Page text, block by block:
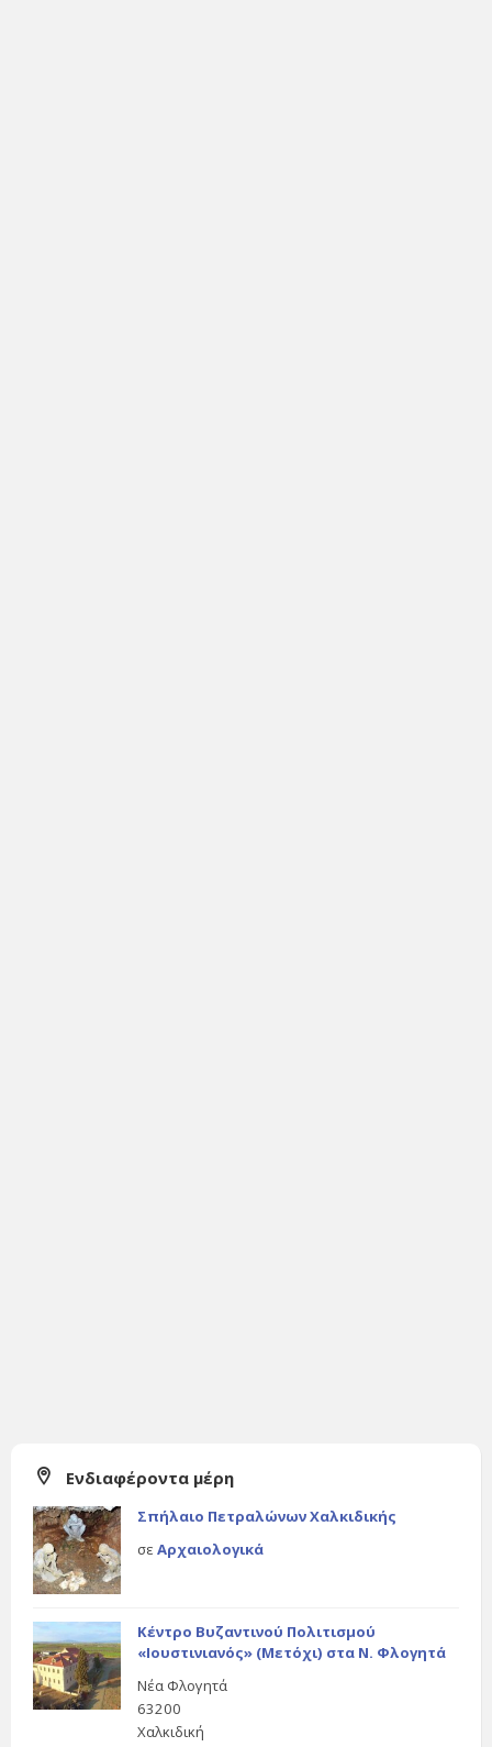
Ενδιαφέροντα μέρη
Σπήλαιο Πετραλώνων Χαλκιδικής
σε Αρχαιολογικά
Κέντρο Βυζαντινού Πολιτισμού
«Ιουστινιανός» (Μετόχι) στα Ν. Φλογητά
Νέα Φλογητά
63200
Χαλκιδική